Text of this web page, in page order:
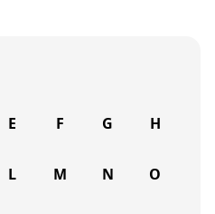
E F G H
L M N O